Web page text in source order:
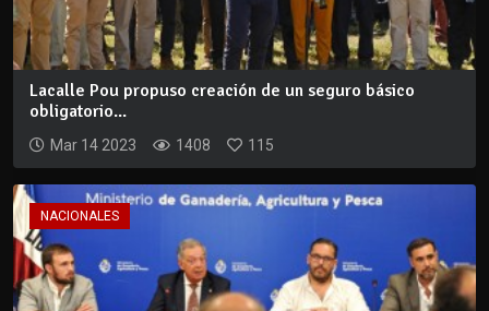
Lacalle Pou propuso creación de un seguro básico
obligatorio...
Mar 14 2023 1408 115
NACIONALES